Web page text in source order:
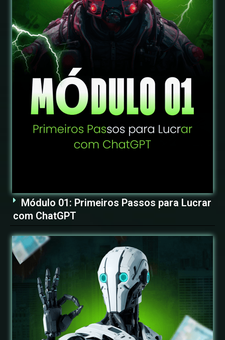
Módulo 01: Primeiros Passos para Lucrar
com ChatGPT